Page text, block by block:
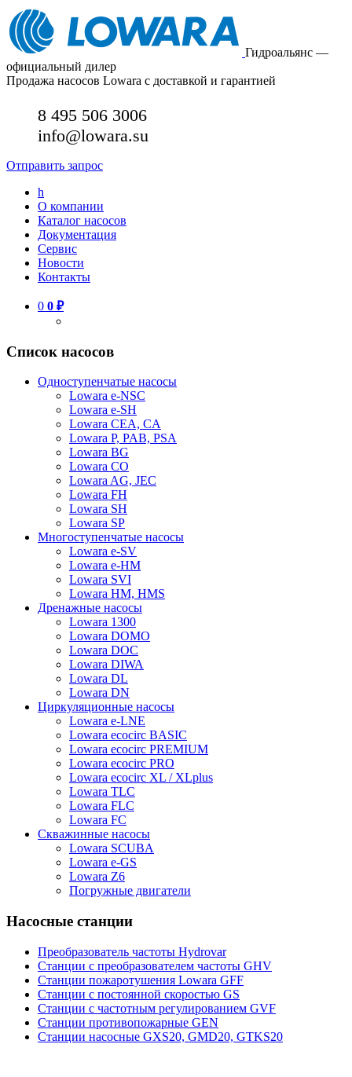
Гидроальянс —
официальный дилер
Продажа насосов Lowara с доставкой и гарантией
8 495 506 3006
info@lowara.su
Отправить запрос
h
О компании
Каталог насосов
Документация
Сервис
Новости
Контакты
0 0 ₽
Список насосов
Одноступенчатые насосы
Lowara e-NSC
Lowara e-SH
Lowara CEA, CA
Lowara P, PAB, PSA
Lowara BG
Lowara CO
Lowara AG, JEC
Lowara FH
Lowara SH
Lowara SP
Многоступенчатые насосы
Lowara e-SV
Lowara e-HM
Lowara SVI
Lowara HM, HMS
Дренажные насосы
Lowara 1300
Lowara DOMO
Lowara DOC
Lowara DIWA
Lowara DL
Lowara DN
Циркуляционные насосы
Lowara e-LNE
Lowara ecocirc BASIC
Lowara ecocirc PREMIUM
Lowara ecocirc PRO
Lowara ecocirc XL / XLplus
Lowara TLC
Lowara FLC
Lowara FC
Скважинные насосы
Lowara SCUBA
Lowara e-GS
Lowara Z6
Погружные двигатели
Насосные станции
Преобразователь частоты Hydrovar
Станции с преобразователем частоты GHV
Станции пожаротушения Lowara GFF
Станции с постоянной скоростью GS
Станции с частотным регулированием GVF
Станции противопожарные GEN
Станции насосные GXS20, GMD20, GTKS20